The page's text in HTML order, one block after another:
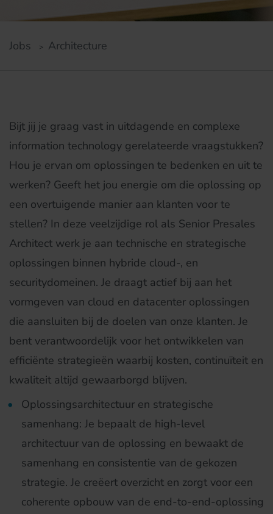
Jobs Architecture
Bijt jij je graag vast in uitdagende en complexe
information technology gerelateerde vraagstukken?
Hou je ervan om oplossingen te bedenken en uit te
werken? Geeft het jou energie om die oplossing op
een overtuigende manier aan klanten voor te
stellen? In deze veelzijdige rol als Senior Presales
Architect werk je aan technische en strategische
oplossingen binnen hybride cloud-, en
securitydomeinen. Je draagt actief bij aan het
vormgeven van cloud en datacenter oplossingen
die aansluiten bij de doelen van onze klanten. Je
bent verantwoordelijk voor het ontwikkelen van
efficiënte strategieën waarbij kosten, continuïteit en
kwaliteit altijd gewaarborgd blijven.
Oplossingsarchitectuur en strategische
samenhang: Je bepaalt de high-level
architectuur van de oplossing en bewaakt de
samenhang en consistentie van de gekozen
strategie. Je creëert overzicht en zorgt voor een
coherente opbouw van de end-to-end-oplossing